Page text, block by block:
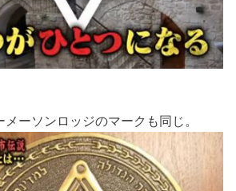
ーソンロッジのマークも同じ。